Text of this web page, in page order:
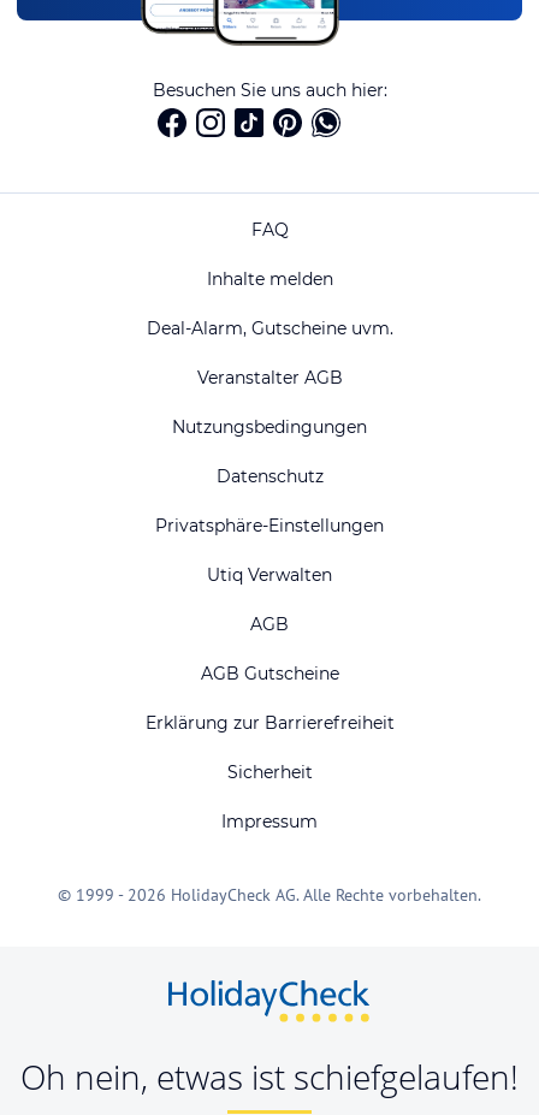
Besuchen Sie uns auch hier:
FAQ
Inhalte melden
Deal-Alarm, Gutscheine uvm.
Veranstalter AGB
Nutzungsbedingungen
Datenschutz
Privatsphäre-Einstellungen
Utiq Verwalten
AGB
AGB Gutscheine
Erklärung zur Barrierefreiheit
Sicherheit
Impressum
© 1999 - 2026 HolidayCheck AG. Alle Rechte vorbehalten.
Oh nein, etwas ist schiefgelaufen!